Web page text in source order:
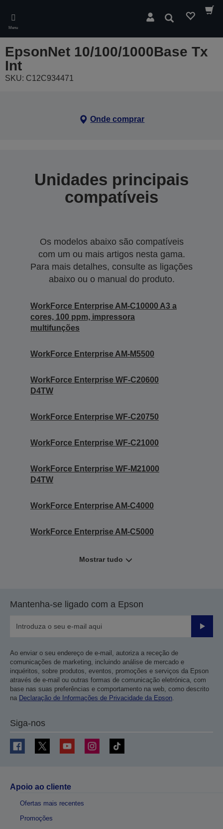
main
content
Menu
Pesquisar
EpsonNet 10/100/1000Base Tx
Int
SKU: C12C934471
Onde comprar
Unidades principais
compatíveis
Os modelos abaixo são compatíveis
com um ou mais artigos nesta gama.
Para mais detalhes, consulte as ligações
abaixo ou o manual do produto.
WorkForce Enterprise AM-C10000 A3 a
cores, 100 ppm, impressora
multifunções
WorkForce Enterprise AM-M5500
WorkForce Enterprise WF-C20600
D4TW
WorkForce Enterprise WF-C20750
WorkForce Enterprise WF-C21000
WorkForce Enterprise WF-M21000
D4TW
WorkForce Enterprise​ AM-C4000​
WorkForce Enterprise​ AM-C5000​
Mostrar tudo
Mantenha-se ligado com a Epson
Enviar
Ao enviar o seu endereço de e-mail, autoriza a receção de
comunicações de marketing, incluindo análise de mercado e
inquéritos, sobre produtos, eventos, promoções e serviços da Epson
através de e-mail ou outras formas de comunicação eletrónica, com
base nas suas preferências e comportamento na web, como descrito
na Declaração de Informações de Privacidade da Epson.
Siga-nos
Apoio ao cliente
Ofertas mais recentes
Promoções